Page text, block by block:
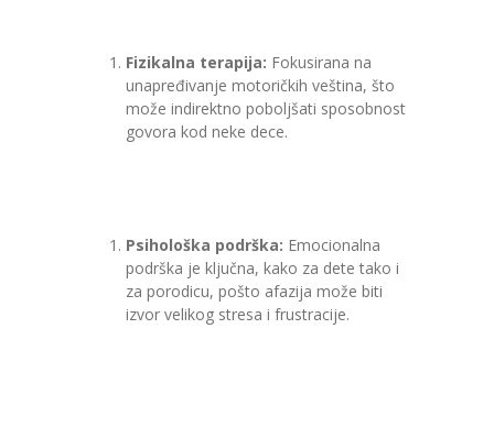
Fizikalna terapija: Fokusirana na
unapređivanje motoričkih veština, što
može indirektno poboljšati sposobnost
govora kod neke dece.
Psihološka podrška: Emocionalna
podrška je ključna, kako za dete tako i
za porodicu, pošto afazija može biti
izvor velikog stresa i frustracije.